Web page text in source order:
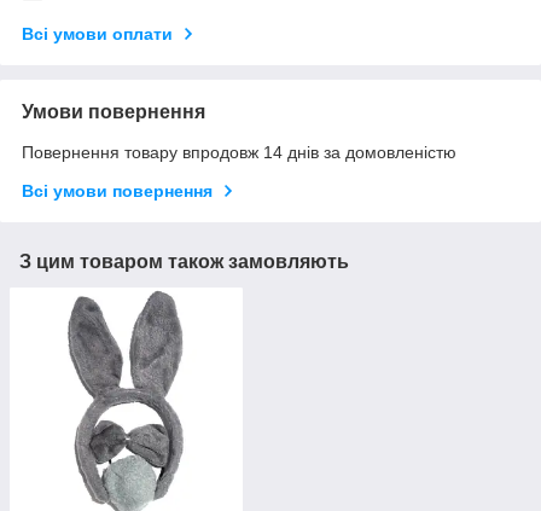
Всі умови оплати
Умови повернення
Повернення товару впродовж 14 днів за домовленістю
Всі умови повернення
З цим товаром також замовляють